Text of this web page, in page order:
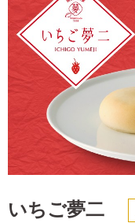
いちご夢二